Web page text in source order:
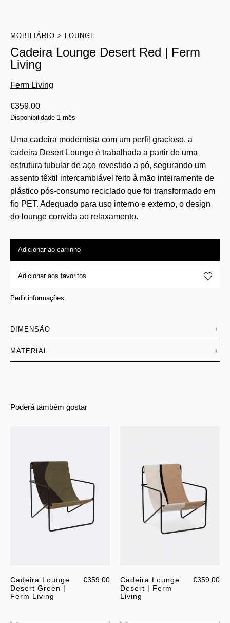
MOBILIÁRIO LOUNGE
Cadeira Lounge Desert Red | Ferm
Living
Ferm Living
€359.00
Disponibilidade 1 mês
Uma cadeira modernista com um perfil gracioso, a
cadeira Desert Lounge é trabalhada a partir de uma
estrutura tubular de aço revestido a pó, segurando um
assento têxtil intercambiável feito à mão inteiramente de
plástico pós-consumo reciclado que foi transformado em
fio PET. Adequado para uso interno e externo, o design
do lounge convida ao relaxamento.
Adicionar ao carrinho
Adicionar aos favoritos
Pedir informações
DIMENSÃO +
MATERIAL +
Poderá também gostar
Cadeira Lounge
Desert Green |
Ferm Living
€359.00
Cadeira Lounge
Desert | Ferm
Living
€359.00